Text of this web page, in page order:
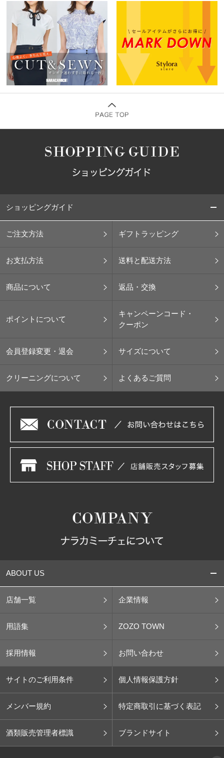
ショッピングガイド
ご注文方法 ギフトラッピング
お支払方法 送料と配送方法
商品について 返品・交換
ポイントについて
キャンペーンコード・
クーポン
会員登録変更・退会 サイズについて
クリーニングについて よくあるご質問
ABOUT US
店舗一覧 企業情報
用語集 ZOZO TOWN
採用情報 お問い合わせ
サイトのご利用条件 個人情報保護方針
メンバー規約 特定商取引に基づく表記
酒類販売管理者標識 ブランドサイト